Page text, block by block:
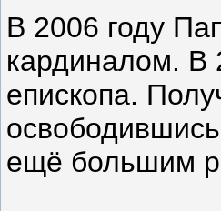
В 2006 году
кардиналом. В
епископа.
ещё большим